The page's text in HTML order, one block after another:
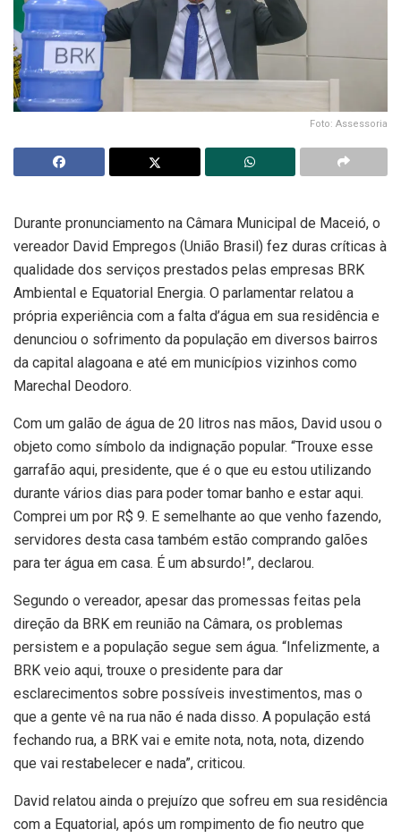
Foto: Assessoria
Durante pronunciamento na Câmara Municipal de Maceió, o
vereador David Empregos (União Brasil) fez duras críticas à
qualidade dos serviços prestados pelas empresas BRK
Ambiental e Equatorial Energia. O parlamentar relatou a
própria experiência com a falta d’água em sua residência e
denunciou o sofrimento da população em diversos bairros
da capital alagoana e até em municípios vizinhos como
Marechal Deodoro.
Com um galão de água de 20 litros nas mãos, David usou o
objeto como símbolo da indignação popular. “Trouxe esse
garrafão aqui, presidente, que é o que eu estou utilizando
durante vários dias para poder tomar banho e estar aqui.
Comprei um por R$ 9. E semelhante ao que venho fazendo,
servidores desta casa também estão comprando galões
para ter água em casa. É um absurdo!”, declarou.
Segundo o vereador, apesar das promessas feitas pela
direção da BRK em reunião na Câmara, os problemas
persistem e a população segue sem água. “Infelizmente, a
BRK veio aqui, trouxe o presidente para dar
esclarecimentos sobre possíveis investimentos, mas o
que a gente vê na rua não é nada disso. A população está
fechando rua, a BRK vai e emite nota, nota, nota, dizendo
que vai restabelecer e nada”, criticou.
David relatou ainda o prejuízo que sofreu em sua residência
com a Equatorial, após um rompimento de fio neutro que